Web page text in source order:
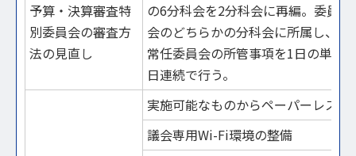
予算・決算審査特
別委員会の審査方
法の見直し
の6分科会を2分科会に再編。委員
会のどちらかの分科会に所属し、分
常任委員会の所管事項を1日の単位
日連続で行う。
実施可能なものからペーパーレス化
議会専用Wi-Fi環境の整備